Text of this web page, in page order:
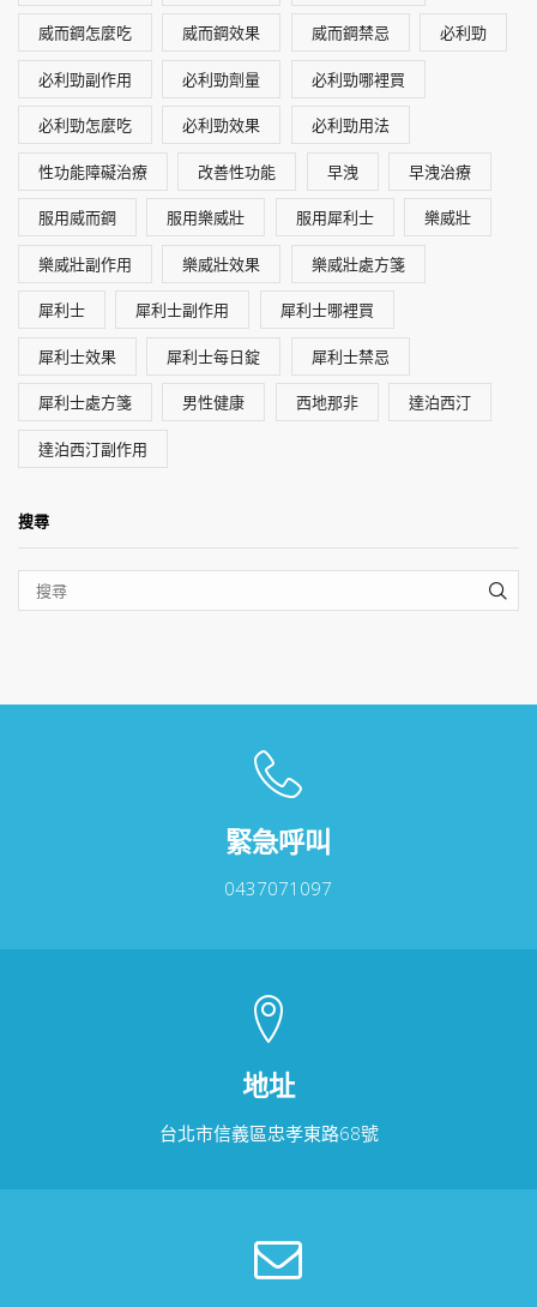
威而鋼怎麼吃 威而鋼效果 威而鋼禁忌 必利勁
必利勁副作用 必利勁劑量 必利勁哪裡買
必利勁怎麼吃 必利勁效果 必利勁用法
性功能障礙治療 改善性功能 早洩 早洩治療
服用威而鋼 服用樂威壯 服用犀利士 樂威壯
樂威壯副作用 樂威壯效果 樂威壯處方箋
犀利士 犀利士副作用 犀利士哪裡買
犀利士效果 犀利士每日錠 犀利士禁忌
犀利士處方箋 男性健康 西地那非 達泊西汀
達泊西汀副作用
搜尋
緊急呼叫
0437071097
地址
台北市信義區忠孝東路68號